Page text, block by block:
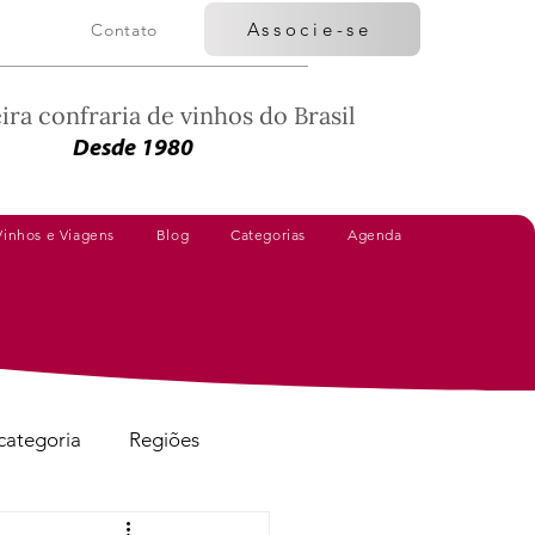
Contato Associe-se
confraria de vinhos do Brasil
Desde 1980
e Viagens Blog Categorias Agenda
Regiões